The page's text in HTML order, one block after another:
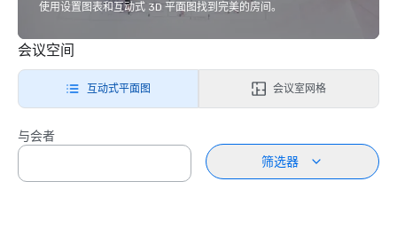
使用设置图表和互动式 3D 平面图找到完美的房间。
会议空间
互动式平面图 会议室网格
与会者
筛选器